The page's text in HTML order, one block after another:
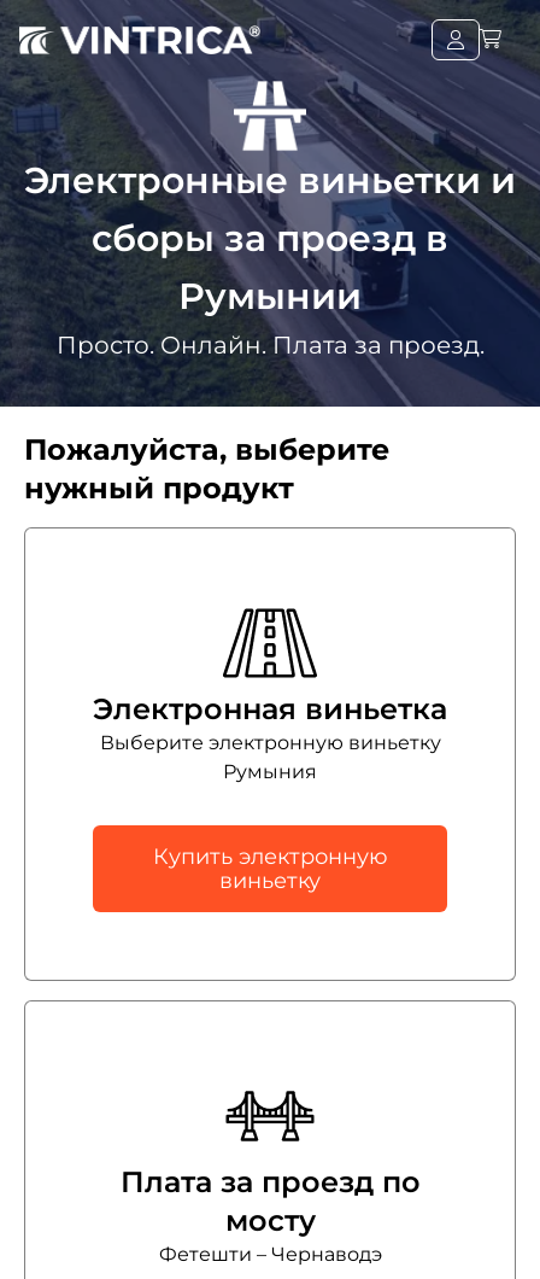
Электронные виньетки и
сборы за проезд в
Румынии
Просто. Онлайн. Плата за проезд.
Пожалуйста, выберите
нужный продукт
Электронная виньетка
Выберите электронную виньетку
Румыния
Купить электронную
виньетку
Плата за проезд по
мосту
Фетешти – Чернаводэ